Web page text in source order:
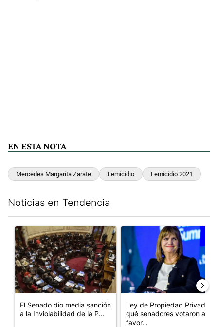
EN ESTA NOTA
Mercedes Margarita Zarate Femicidio Femicidio 2021
Noticias en Tendencia
Un artículo de tendencia con el título "El Senado dio media
El Senado dio media sanción
a la Inviolabilidad de la P...
Un artículo de tendencia
Ley de Propiedad Privada:
qué senadores votaron a
favor...